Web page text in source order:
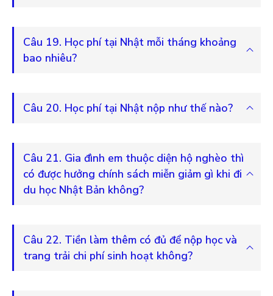
Câu 19. Học phí tại Nhật mỗi tháng khoảng
bao nhiêu?
Câu 20. Học phí tại Nhật nộp như thế nào?
Câu 21. Gia đình em thuộc diện hộ nghèo thì
có được hưởng chính sách miễn giảm gì khi đi
du học Nhật Bản không?
Câu 22. Tiền làm thêm có đủ để nộp học và
trang trải chi phí sinh hoạt không?